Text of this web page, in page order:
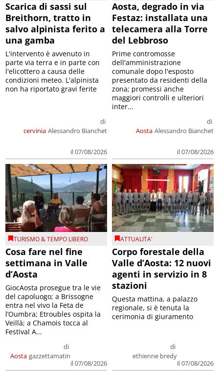
Scarica di sassi sul
Breithorn, tratto in
salvo alpinista ferito a
una gamba
cervinia
di
Alessandro Bianchet
il 07/08/2026
L'intervento è avvenuto in
parte via terra e in parte con
l'elicottero a causa delle
condizioni meteo. L'alpinista
non ha riportato gravi ferite
Aosta, degrado in via
Festaz: installata una
telecamera alla Torre
del Lebbroso
Aosta
di
Alessandro Bianchet
il 07/08/2026
Prime contromosse
dell'amministrazione
comunale dopo l'esposto
presentato da residenti della
zona; promessi anche
maggiori controlli e ulteriori
inter...
TURISMO & TEMPO LIBERO
Cosa fare nel fine
settimana in Valle
d’Aosta
Aosta
di
gazzettamatin
il 07/08/2026
GiocAosta prosegue tra le vie
del capoluogo; a Brissogne
entra nel vivo la Feta de
l’Oumbra; Etroubles ospita la
Veillà; a Chamois tocca al
Festival A...
ATTUALITA'
Corpo forestale della
Valle d’Aosta: 12 nuovi
agenti in servizio in 8
stazioni
di
ethienne bredy
il 07/08/2026
Questa mattina, a palazzo
regionale, si è tenuta la
cerimonia di giuramento